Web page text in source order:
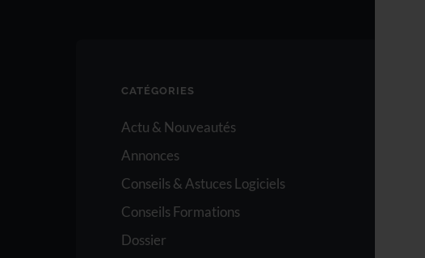
CATÉGORIES
Actu & Nouveautés
Annonces
Conseils & Astuces Logiciels
Conseils Formations
Dossier